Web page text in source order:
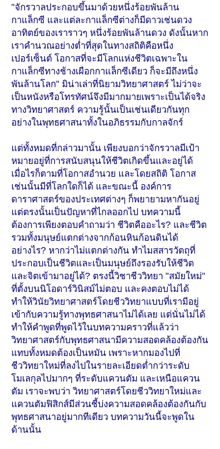
"จักรวาลประกอบขึ้นมาด้วยหนึ่งร้อยพันล้าน
กาแล็กซี และแต่ละกาแล็กซีต่างก็มีดาวเช่นดวง
อาทิตย์ของเราราวๆ หนึ่งร้อยพันล้านดวง ดังนั้นหาก
เราคำนวณอย่างต่ำที่สุดในทางสถิติคือหนึ่ง
เปอร์เซ็นต์ โอกาสที่จะมีโลกแห่งชีวิตเฉพาะใน
กาแล็กซีทางช้างเผือกกาแล็กซีเดียว ก็จะมีถึงหนึ่ง
พันล้านโลก" มิน่าเล่าที่นิยามวิทยาศาสตร์ ไม่ว่าจะ
เป็นหนังหรือโทรทัศน์จึงมีมากมายเพราะเป็นได้จริง
ทางวิทยาศาสตร์ ความรู้นั้นเป็นเช่นเดียวกันทุก
อย่างในพุทธศาสนาทั้งในอภิธรรมกับกาลจักร์
แต่ทั้งหมดที่กล่าวมานั้น เพียงบอกว่าจักรวาลมีเป้า
หมายอยู่ที่การสนับสนุนให้ชีวิตเกิดขึ้นและอยู่ได้
เมื่อไรก็ตามที่โอกาสอำนวย และโดยสถิติ โอกาส
เช่นนั้นมีที่โลกใดก็ได้ และขณะนี้ องค์การ
ดาราศาสตร์ของประเทศต่างๆ ก็พยายามหากันอยู่
แต่ตรงนั้นเป็นปัญหาที่ไกลออกไป บทความนี้
ต้องการเพียงตอบคำถามว่า ชีวิตคืออะไร? และชีวิต
รวมทั้งมนุษย์แตกต่างจากก้อนหินก้อนดินได้
อย่างไร? หากว่าไม่แตกต่างกัน ทำไมสสารวัตถุที่
ประกอบเป็นชีวิตและเป็นมนุษย์ถึงรองรับให้ชีวิต
และจิตเข้ามาอยู่ได้? ตรงนี้วิชาชีววิทยา "สมัยใหม่"
ที่ตั้งบนนิโอดาร์วินิสม์ไม่ตอบ และคงตอบไม่ได้
ทำให้วินัยวิทยาศาสตร์โดยชีววิทยาแบบที่เรามีอยู่
เข้ากับความรู้ทางพุทธศาสนาไม่ได้เลย แต่นั่นไม่ได้
ทำให้คำพูดที่พูดไว้ในบทความคราวที่แล้วว่า
วิทยาศาสตร์กับพุทธศาสนามีความสอดคล้องต้องกัน
แทบทั้งหมดต้องเป็นหมัน เพราะหากมองไปที่
ชีววิทยาใหม่ที่ลงไปในรายละเอียดต่ำกว่าระดับ
โมเลกุลไปมากๆ ที่ระดับแควนตัม และเหนือแควน
ตัม เราจะพบว่า วิทยาศาสตร์โดยชีววิทยาใหม่และ
แควนตัมฟิสิกส์มีส่วนชี้บ่งความสอดคล้องต้องกันกับ
พุทธศาสนาอยู่มากทีเดียว บทความวันนี้จะพูดใน
ด้านนั้น